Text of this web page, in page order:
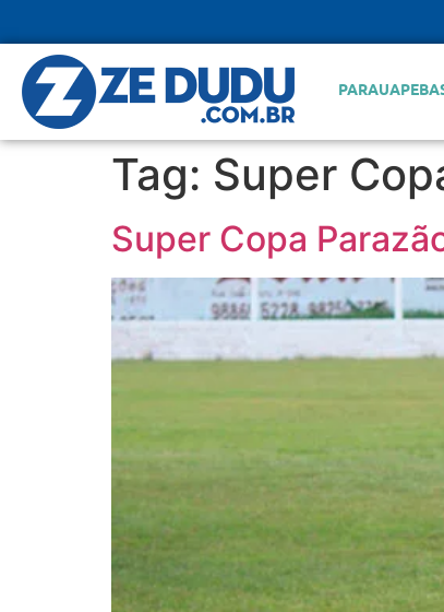
Tag: Super
Super Copa